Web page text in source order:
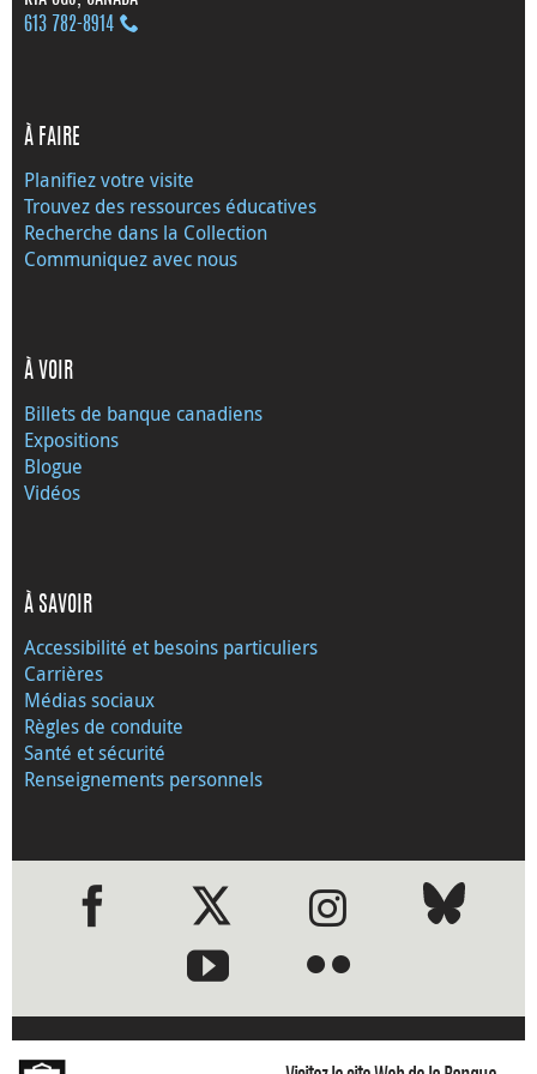
613 782‑8914
À FAIRE
Planifiez votre visite
Trouvez des ressources éducatives
Recherche dans la Collection
Communiquez avec nous
À VOIR
Billets de banque canadiens
Expositions
Blogue
Vidéos
À SAVOIR
Accessibilité et besoins particuliers
Carrières
Médias sociaux
Règles de conduite
Santé et sécurité
Renseignements personnels
●●